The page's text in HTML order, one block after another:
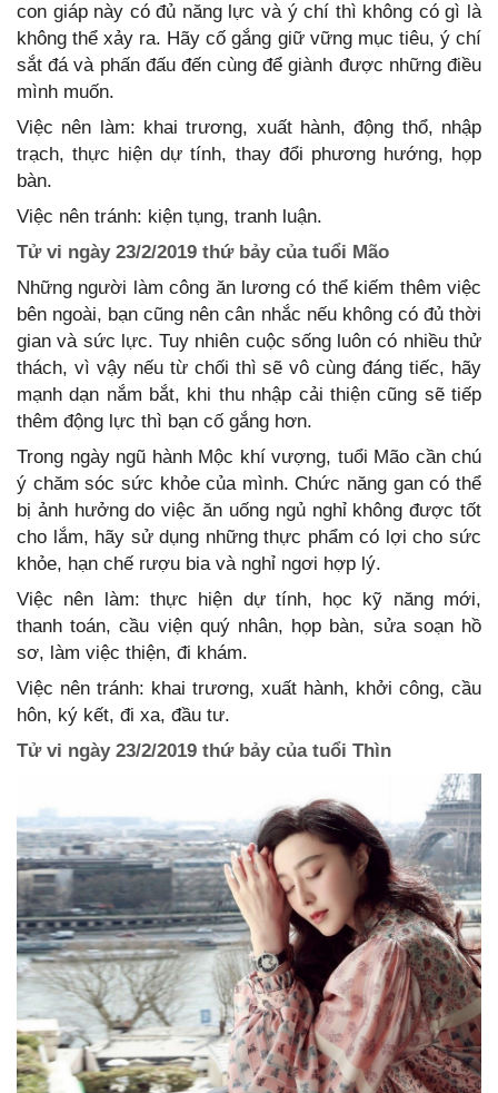
con giáp này có đủ năng lực và ý chí thì không có gì là
không thể xảy ra. Hãy cố gắng giữ vững mục tiêu, ý chí
sắt đá và phấn đấu đến cùng để giành được những điều
mình muốn.
Việc nên làm: khai trương, xuất hành, động thổ, nhập
trạch, thực hiện dự tính, thay đổi phương hướng, họp
bàn.
Việc nên tránh: kiện tụng, tranh luận.
Tử vi ngày 23/2/2019 thứ bảy của tuổi Mão
Những người làm công ăn lương có thể kiếm thêm việc
bên ngoài, bạn cũng nên cân nhắc nếu không có đủ thời
gian và sức lực. Tuy nhiên cuộc sống luôn có nhiều thử
thách, vì vậy nếu từ chối thì sẽ vô cùng đáng tiếc, hãy
mạnh dạn nắm bắt, khi thu nhập cải thiện cũng sẽ tiếp
thêm động lực thì bạn cố gắng hơn.
Trong ngày ngũ hành Mộc khí vượng, tuổi Mão cần chú
ý chăm sóc sức khỏe của mình. Chức năng gan có thể
bị ảnh hưởng do việc ăn uống ngủ nghỉ không được tốt
cho lắm, hãy sử dụng những thực phẩm có lợi cho sức
khỏe, hạn chế rượu bia và nghỉ ngơi hợp lý.
Việc nên làm: thực hiện dự tính, học kỹ năng mới,
thanh toán, cầu viện quý nhân, họp bàn, sửa soạn hồ
sơ, làm việc thiện, đi khám.
Việc nên tránh: khai trương, xuất hành, khởi công, cầu
hôn, ký kết, đi xa, đầu tư.
Tử vi ngày 23/2/2019 thứ bảy của tuổi Thìn